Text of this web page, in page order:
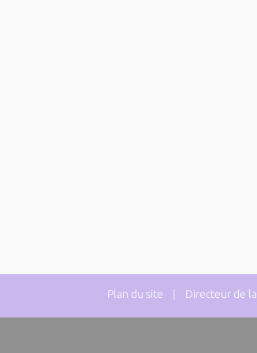
Plan du site | Directeur de la